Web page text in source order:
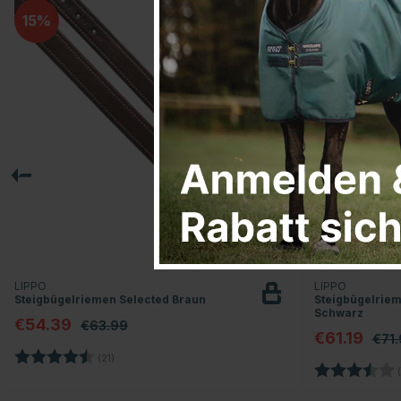
15
LIPPO
Steigbügelriemen Selected Braun
€54.39 €63.99
Bewertung: (21)
15
LIPPO
Schwarz
€61.19
Bewertung: